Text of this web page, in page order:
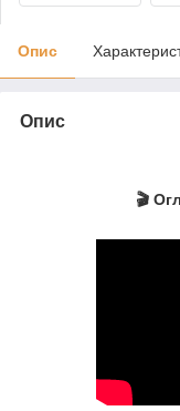
Опис
Опис
🎬